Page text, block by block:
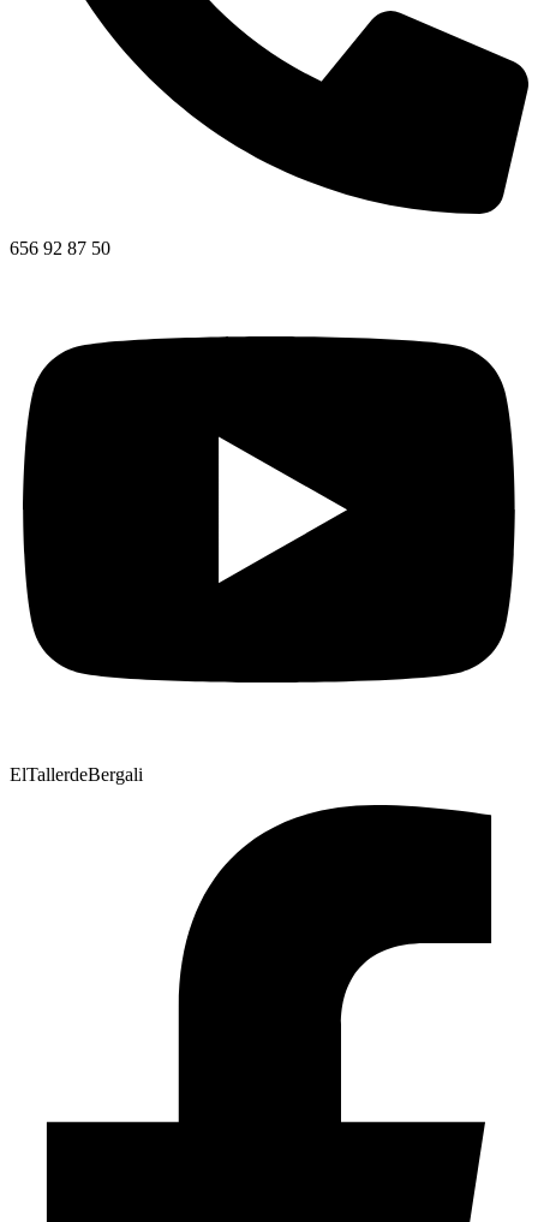
656 92 87 50
ElTallerdeBergali